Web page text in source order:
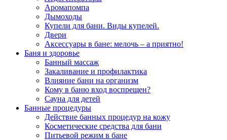
Аромапомпа
Дымоходы
Купели для бани. Виды купелей.
Двери
Аксессуары в бане: мелочь – а приятно!
Баня и здоровье
Банный массаж
Закаливание и профилактика
Влияние бани на организм
Кому в баню вход воспрещен?
Сауна для детей
Банные процедуры
Действие банных процедур на кожу
Косметические средства для бани
Питьевой режим в бане